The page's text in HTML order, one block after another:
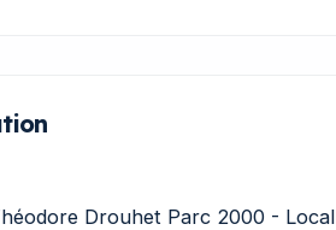
Drouhet Parc 2000 - Local